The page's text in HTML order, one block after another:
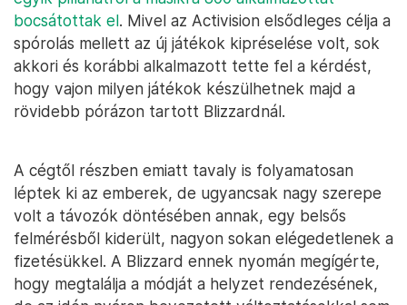
bocsátottak el. Mivel az Activision elsődleges célja a
spórolás mellett az új játékok kipréselése volt, sok
akkori és korábbi alkalmazott tette fel a kérdést,
hogy vajon milyen játékok készülhetnek majd a
rövidebb pórázon tartott Blizzardnál.
A cégtől részben emiatt tavaly is folyamatosan
léptek ki az emberek, de ugyancsak nagy szerepe
volt a távozók döntésében annak, egy belsős
felmérésből kiderült, nagyon sokan elégedetlenek a
fizetésükkel. A Blizzard ennek nyomán megígérte,
hogy megtalálja a módját a helyzet rendezésének,